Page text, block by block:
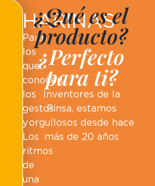
HARINAS
Para
los
que
conocen
los
gestos
y
Los
ritmos
de
una
¿Qué es el
producto?
¿Perfecto
para ti?
Inventores de la
Pinsa, estamos
orgullosos desde hace
más de 20 años